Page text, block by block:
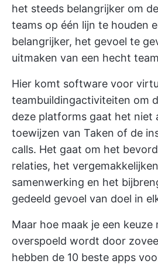
het steeds belangrijker om
teams op één lijn te houden
belangrijker, het gevoel te
uitmaken van een hecht
Hier komt software voor
teambuildingactiviteiten om
deze platforms gaat het niet
toewijzen van Taken of de
calls. Het gaat om het
relaties, het
samenwerking en het
gedeeld gevoel van doel in
Maar hoe maak je een keuze
overspoeld wordt door
hebben de 10 beste apps